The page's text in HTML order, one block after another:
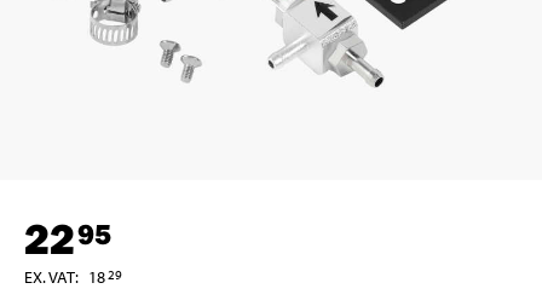
2295
EX. VAT: 1829